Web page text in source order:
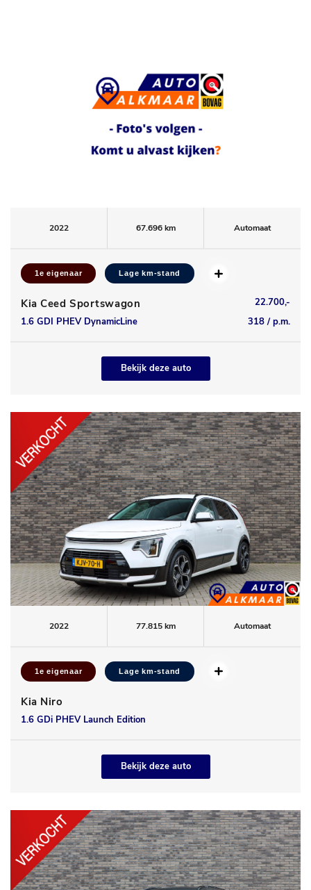
2022 67.696 km Automaat
1e eigenaar Lage km-stand
Kia Ceed Sportswagon
22.700,-
1.6 GDI PHEV DynamicLine
318 / p.m.
Bekijk deze auto
2022 77.815 km Automaat
1e eigenaar Lage km-stand
Kia Niro
1.6 GDi PHEV Launch Edition
Bekijk deze auto